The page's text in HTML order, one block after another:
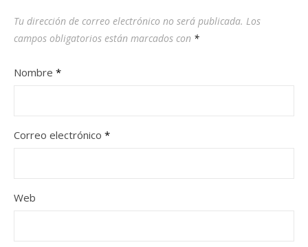
Tu dirección de correo electrónico no será publicada. Los
campos obligatorios están marcados con *
Nombre *
Correo electrónico *
Web